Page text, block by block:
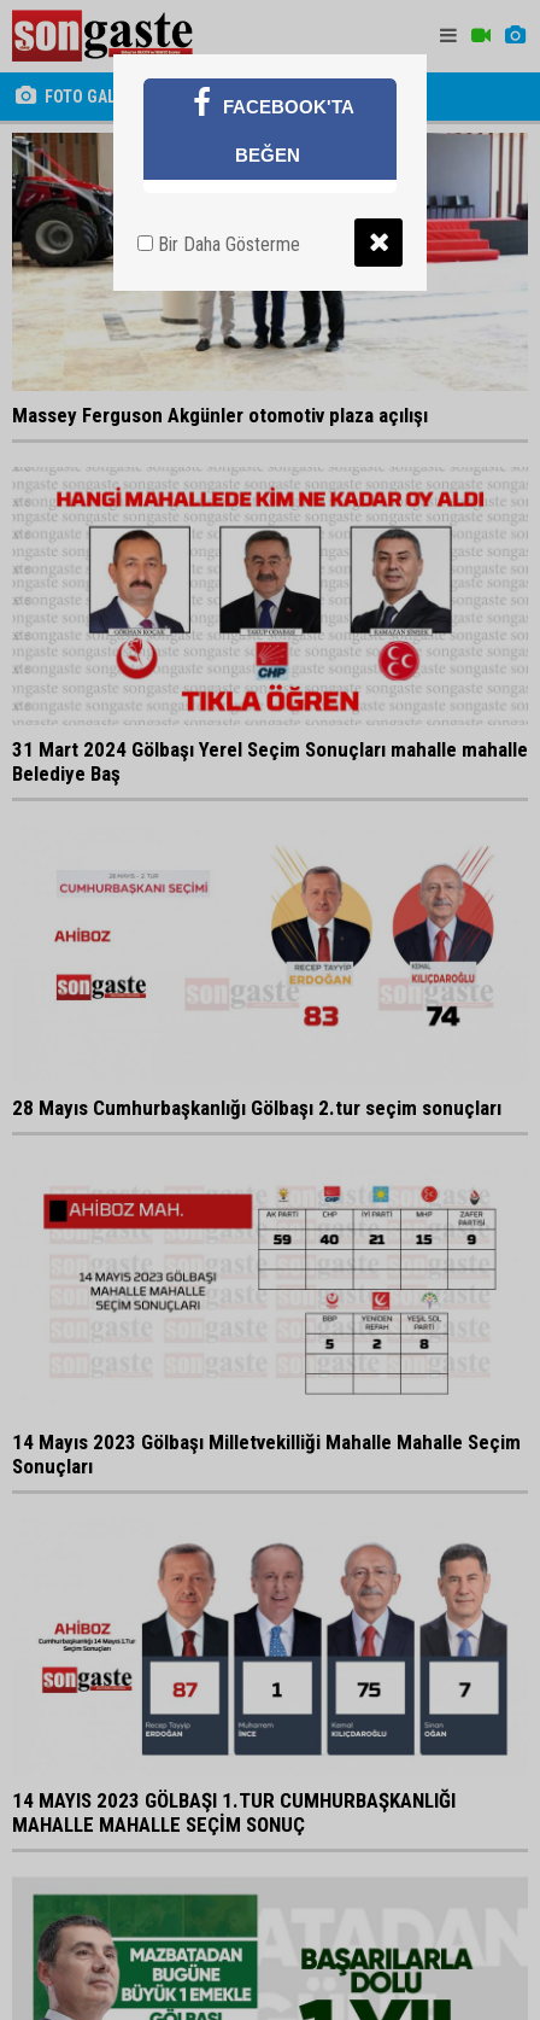
FOTO GALERİ
Massey Ferguson Akgünler otomotiv plaza açılışı
31 Mart 2024 Gölbaşı Yerel Seçim Sonuçları mahalle mahalle
Belediye Baş
28 Mayıs Cumhurbaşkanlığı Gölbaşı 2.tur seçim sonuçları
14 Mayıs 2023 Gölbaşı Milletvekilliği Mahalle Mahalle Seçim
Sonuçları
14 MAYIS 2023 GÖLBAŞI 1.TUR CUMHURBAŞKANLIĞI
MAHALLE MAHALLE SEÇİM SONUÇ
FACEBOOK'TA
BEĞEN
Bir Daha Gösterme